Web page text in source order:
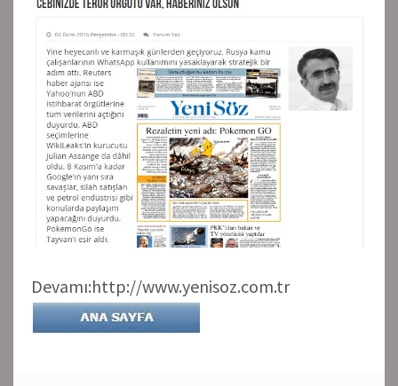
Devamı:http://www.yenisoz.com.tr